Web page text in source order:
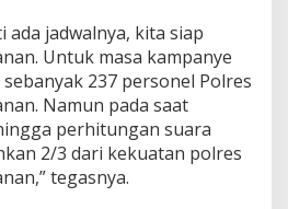
ada jadwalnya, kita siap
Untuk masa kampanye
237 personel Polres
Namun pada saat
perhitungan suara
2/3 dari kekuatan polres
tegasnya.